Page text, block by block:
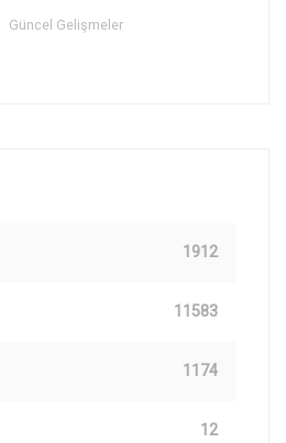
Güncel Gelişmeler
1912
11583
1174
12